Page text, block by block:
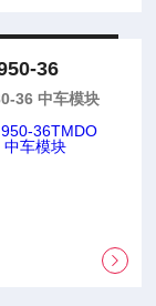
36
36 中车模块